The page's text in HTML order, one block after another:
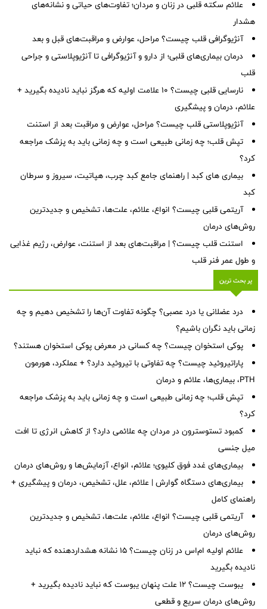
علائم سکته قلبی در زنان و مردان؛ تفاوت‌های حیاتی و نشانه‌های
هشدار
آنژیوگرافی قلب چیست؟ مراحل، عوارض و مراقبت‌های قبل و بعد
درمان بیماری‌های قلبی؛ از دارو و آنژیوگرافی تا آنژیوپلاستی و جراحی
قلب
نارسایی قلبی چیست؟ ۱۰ علامت اولیه که هرگز نباید نادیده بگیرید +
علائم، درمان و پیشگیری
آنژیوپلاستی قلب چیست؟ مراحل، عوارض و مراقبت بعد از استنت
تپش قلب؛ چه زمانی طبیعی است و چه زمانی باید به پزشک مراجعه
کرد؟
بیماری های کبد | راهنمای جامع کبد چرب، هپاتیت، سیروز و سرطان
کبد
آریتمی قلبی چیست؟ انواع، علائم، علت‌ها، تشخیص و جدیدترین
روش‌های درمان
استنت قلب چیست؟ | مراقبت‌های بعد از استنت، عوارض، رژیم غذایی
و طول عمر فنر قلب
پر بحث ترین
درد عضلانی یا درد عصبی؟ چگونه تفاوت آن‌ها را تشخیص دهیم و چه
زمانی باید نگران باشیم؟
پوکی استخوان چیست؟ چه کسانی در معرض پوکی استخوان هستند؟
پاراتیروئید چیست؟ چه تفاوتی با تیروئید دارد؟ + عملکرد، هورمون
PTH، بیماری‌ها، علائم و درمان
تپش قلب؛ چه زمانی طبیعی است و چه زمانی باید به پزشک مراجعه
کرد؟
کمبود تستوسترون در مردان چه علائمی دارد؟ از کاهش انرژی تا افت
میل جنسی
بیماری‌های غدد فوق کلیوی؛ علائم، انواع، آزمایش‌ها و روش‌های درمان
بیماری‌های دستگاه گوارش | علائم، علل، تشخیص، درمان و پیشگیری +
راهنمای کامل
آریتمی قلبی چیست؟ انواع، علائم، علت‌ها، تشخیص و جدیدترین
روش‌های درمان
علائم اولیه ام‌اس در زنان چیست؟ ۱۵ نشانه هشداردهنده که نباید
نادیده بگیرید
یبوست چیست؟ ۱۲ علت پنهان یبوست که نباید نادیده بگیرید +
روش‌های درمان سریع و قطعی